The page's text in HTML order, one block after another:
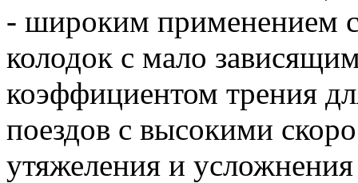
- широким применением
колодок с мало
коэффициентом трения
поездов с высокими
утяжеления и